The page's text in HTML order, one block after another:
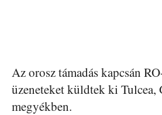
Az orosz támadás kapcsán
üzeneteket küldtek ki Tulcea,
megyékben.